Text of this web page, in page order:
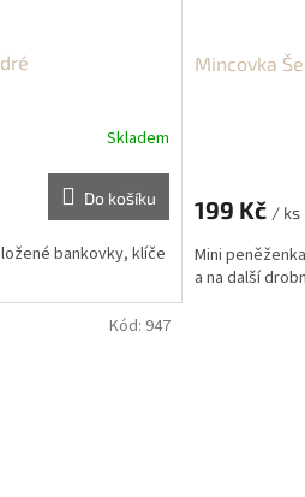
Skladem
Do košíku
bankovky, klíče
Mincovka
199 Kč / ks
Mini
a na další
Kód: 947